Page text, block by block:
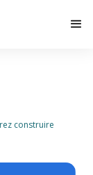
construire